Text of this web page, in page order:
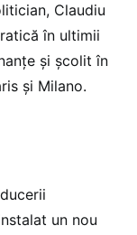
Claudiu
în ultimii
și școlit în
și Milano.
un nou